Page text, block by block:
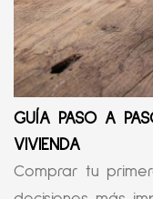
GUÍA PASO A
VIVIENDA
Comprar tu